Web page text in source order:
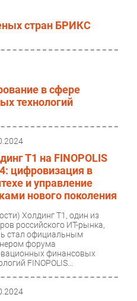
стран БРИКС
в сфере
технологий
Т1 на FINOPOLIS
цифровизация в
и управление
нового поколения
Холдинг Т1, один из
российского ИТ-рынка,
стал официальным
форума
финансовых
FINOPOLIS...